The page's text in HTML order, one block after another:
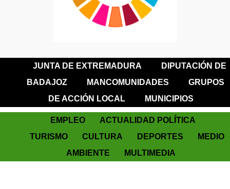
JUNTA DE EXTREMADURA
DIPUTACIÓN DE
BADAJOZ
MANCOMUNIDADES
GRUPOS
DE ACCIÓN LOCAL
MUNICIPIOS
EMPLEO
ACTUALIDAD POLÍTICA
TURISMO
CULTURA DEPORTES
MEDIO
AMBIENTE
MULTIMEDIA